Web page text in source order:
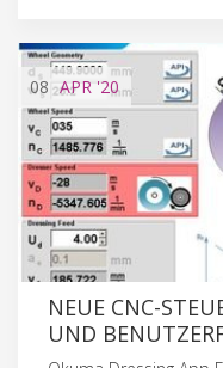
08 APR '20
NEUE CNC-
UND